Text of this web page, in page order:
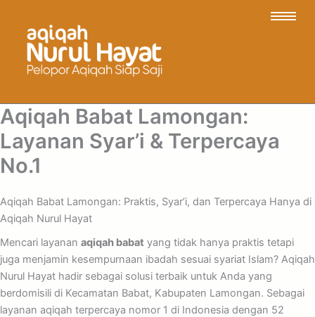
Aqiqah Babat Lamongan:
Layanan Syar’i & Terpercaya
No.1
Aqiqah Babat Lamongan: Praktis, Syar’i, dan Terpercaya Hanya di
Aqiqah Nurul Hayat
Mencari layanan aqiqah babat yang tidak hanya praktis tetapi
juga menjamin kesempurnaan ibadah sesuai syariat Islam? Aqiqah
Nurul Hayat hadir sebagai solusi terbaik untuk Anda yang
berdomisili di Kecamatan Babat, Kabupaten Lamongan. Sebagai
layanan aqiqah terpercaya nomor 1 di Indonesia dengan 52